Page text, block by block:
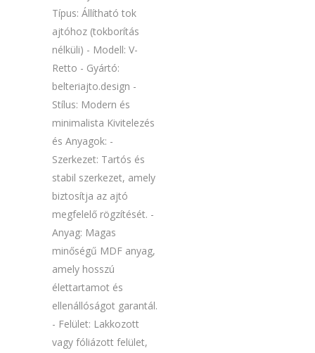
Típus: Állítható tok
ajtóhoz (tokborítás
nélküli) - Modell: V-
Retto - Gyártó:
belteriajto.design -
Stílus: Modern és
minimalista Kivitelezés
és Anyagok: -
Szerkezet: Tartós és
stabil szerkezet, amely
biztosítja az ajtó
megfelelő rögzítését. -
Anyag: Magas
minőségű MDF anyag,
amely hosszú
élettartamot és
ellenállóságot garantál.
- Felület: Lakkozott
vagy fóliázott felület,